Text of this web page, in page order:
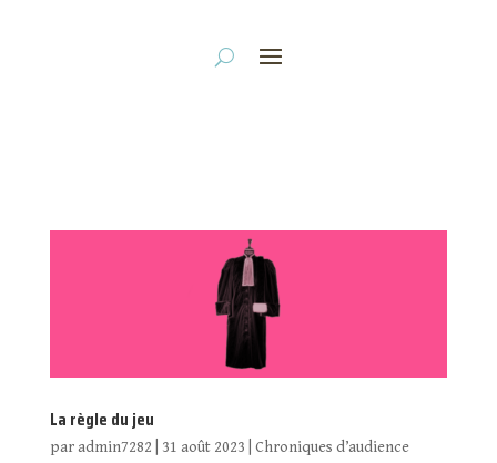
La règle du jeu
paradmin7282 31 août 2023 Chroniques d’audience